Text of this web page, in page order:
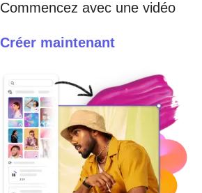
Commencez avec une vidéo
Créer maintenant